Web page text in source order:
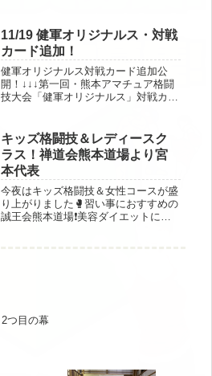
是非見てください！！！
11/19 健軍オリジナルス・対戦
カード追加！
健軍オリジナルス対戦カード追加公
開！↓↓↓第一回・熊本アマチュア格闘
技大会「健軍オリジナルス」対戦カー
場」 (seioukai-kumamoto.com)試合順
番等はし...
キッズ格闘技＆レディースク
ラス！禅道会熊本道場より宮
本代表
今夜はキッズ格闘技＆女性コースが盛
り上がりました🥊習い事におすすめの
誠王会熊本道場❗️美容ダイエットにも
2つ目の幕